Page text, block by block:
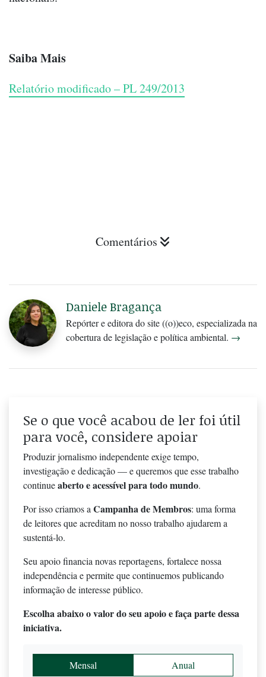
Saiba Mais
Relatório modificado – PL 249/2013
Comentários
Daniele Bragança
Repórter e editora do site ((o))eco, especializada na
cobertura de legislação e política ambiental. →
Se o que você acabou de ler foi útil
para você, considere apoiar
Produzir jornalismo independente exige tempo,
investigação e dedicação — e queremos que esse trabalho
continueaberto e acessível para todo mundo.
Por isso criamos a Campanha de Membros: uma forma
de leitores que acreditam no nosso trabalho ajudarem a
sustentá-lo.
Seu apoio financia novas reportagens, fortalece nossa
independência e permite que continuemos publicando
informação de interesse público.
Escolha abaixo o valor do seu apoio e faça parte dessa
iniciativa.
Mensal Anual